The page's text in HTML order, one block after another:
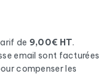
de 9,00€ HT.
email sont facturées
compenser les